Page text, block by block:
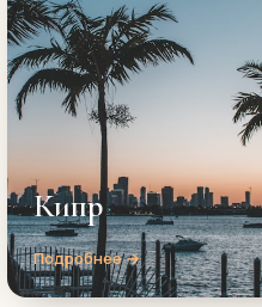
Кипр
Подробнее →